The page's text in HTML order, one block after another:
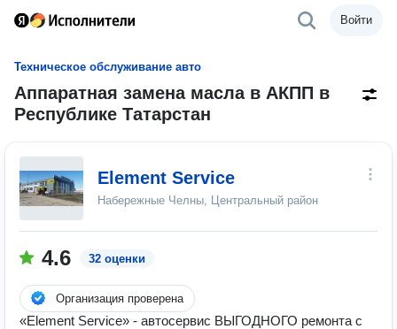
Войти
Техническое обслуживание авто
Аппаратная замена масла в АКПП в
Республике Татарстан
Element Service
Набережные Челны, Центральный район
4.6 32 оценки
Организация проверена
«Element Service» - автосервис ВЫГОДНОГО ремонта с